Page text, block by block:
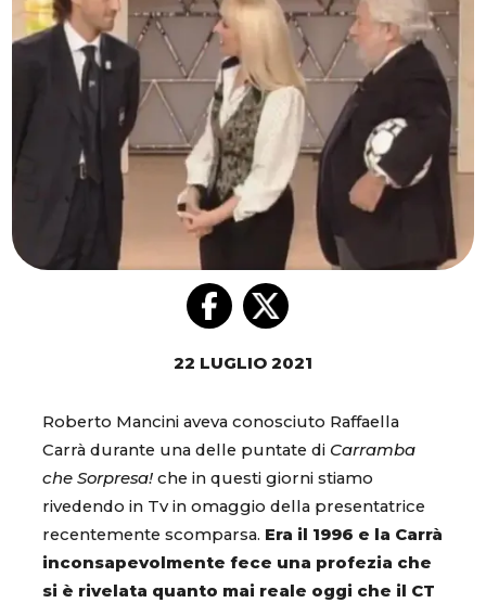
22 LUGLIO 2021
Roberto Mancini aveva conosciuto Raffaella
Carrà durante una delle puntate di Carramba
che Sorpresa! che in questi giorni stiamo
rivedendo in Tv in omaggio della presentatrice
recentemente scomparsa. Era il 1996 e la Carrà
inconsapevolmente fece una profezia che
si è rivelata quanto mai reale oggi che il CT